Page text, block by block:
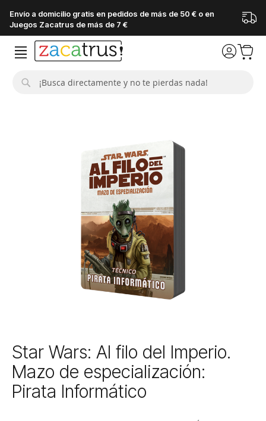
Envío a domicilio gratis en pedidos de más de 50 € o en
Juegos Zacatrus de más de 7 €
Saltar
al
comienzo
la
Star Wars: Al filo del Imperio.
Mazo de especialización:
Pirata Informático